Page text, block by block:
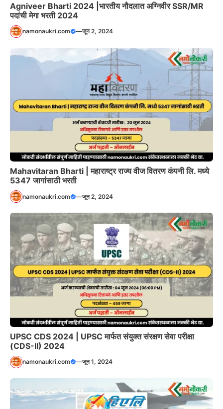
Agniveer Bharti 2024 |भारतीय नौदलात अग्निवीर SSR/MR
पदांची मेगा भरती 2024
namonaukri.com —जून 2, 2024
Mahavitaran Bharti | महाराष्ट्र राज्य वीज वितरण कंपनी लि. मध्ये
5347 जागांसाठी भरती
namonaukri.com —जून 2, 2024
UPSC CDS 2024 | UPSC मार्फत संयुक्त संरक्षण सेवा परीक्षा
(CDS-II) 2024
namonaukri.com —जून 1, 2024